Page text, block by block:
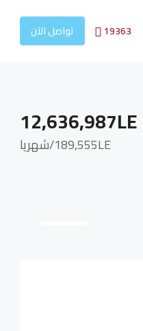
19363 تواصل الآن
12,636,987LE
189,555LE/شهريا